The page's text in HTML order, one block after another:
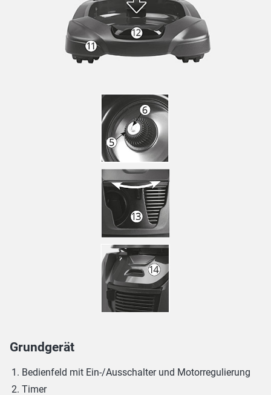
Grundgerät
Bedienfeld mit Ein-/Ausschalter und Motorregulierung
Timer